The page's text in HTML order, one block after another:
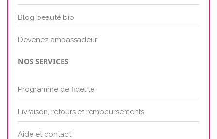
Blog beauté bio
Devenez ambassadeur
NOS SERVICES
Programme de fidélité
Livraison, retours et remboursements
Aide et contact